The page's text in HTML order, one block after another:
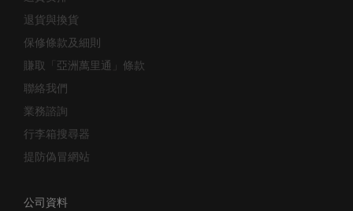
退貨與換貨
保修條款及細則
賺取「亞洲萬里通」條款
聯絡我們
業務諮詢
行李箱搜尋器
提防偽冒網站
公司資料